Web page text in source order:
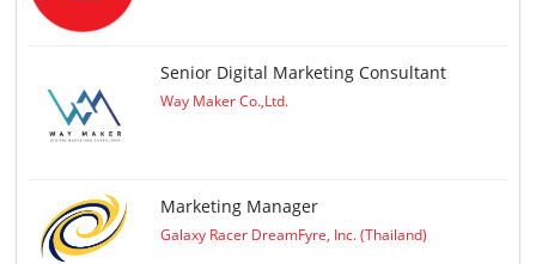
Senior Digital Marketing Consultant
Way Maker Co.,Ltd.
Marketing Manager
Galaxy Racer DreamFyre, Inc. (Thailand)